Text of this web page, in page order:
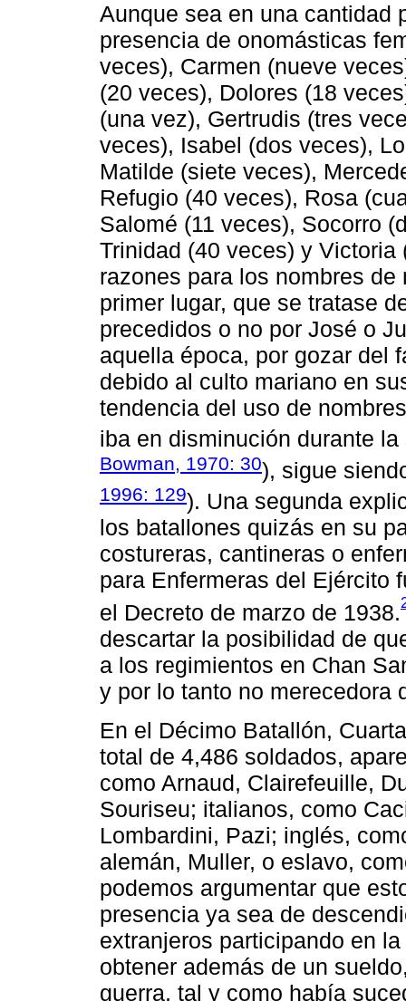
Aunque sea en una cantidad
presencia de onomásticas
veces), Carmen (nueve
(20 veces), Dolores (18
(una vez), Gertrudis (tres
veces), Isabel (dos veces),
Matilde (siete veces),
Refugio (40 veces), Rosa
Salomé (11 veces), Socorro
Trinidad (40 veces) y
razones para los nombres
primer lugar, que se tratase
precedidos o no por José o
aquella época, por gozar del
debido al culto mariano en
tendencia del uso de
iba en disminución durante
Bowman, 1970: 30), sigue
1996: 129). Una segunda
los batallones quizás en su
costureras, cantineras o
para Enfermeras del Ejército
el Decreto de marzo de 1938.
descartar la posibilidad de
a los regimientos en Chan
y por lo tanto no merecedora
En el Décimo Batallón,
total de 4,486 soldados,
como Arnaud, Clairefeuille,
Souriseu; italianos, como
Lombardini, Pazi; inglés,
alemán, Muller, o eslavo,
podemos argumentar que
presencia ya sea de
extranjeros participando en
obtener además de un
guerra, tal y como había